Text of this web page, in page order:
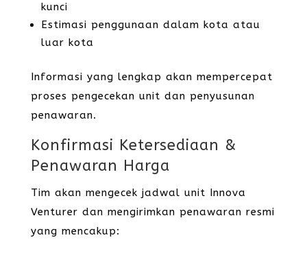
kunci
Estimasi penggunaan dalam kota atau
luar kota
Informasi yang lengkap akan mempercepat
proses pengecekan unit dan penyusunan
penawaran.
Konfirmasi Ketersediaan &
Penawaran Harga
Tim akan mengecek jadwal unit Innova
Venturer dan mengirimkan penawaran resmi
yang mencakup: